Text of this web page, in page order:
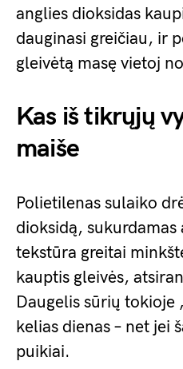
anglies dioksidas
dauginasi greičiau, ir
gleivėtą masę vietoj
Kas iš tikrųjų
maiše
Polietilenas sulaiko
dioksidą,
tekstūra greitai
kauptis gleivės,
Daugelis sūrių tokioje
kelias dienas – net jei
puikiai.